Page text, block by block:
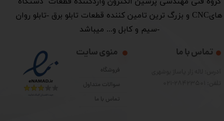
هایCNC و بزرگ ترین تامین کننده قطعات تابلو برق -تابلو روان
-سیم و کابل و... میباشد
منوی سایت
فروشگاه
سوالات متداول
تماس با ما
تماس با ما